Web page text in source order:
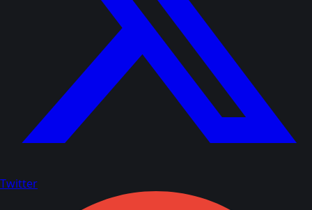
Twitter